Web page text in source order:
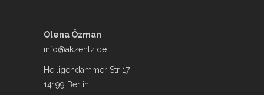
Olena Özman
info@akzentz.de
Heiligendammer Str 17
14199 Berlin